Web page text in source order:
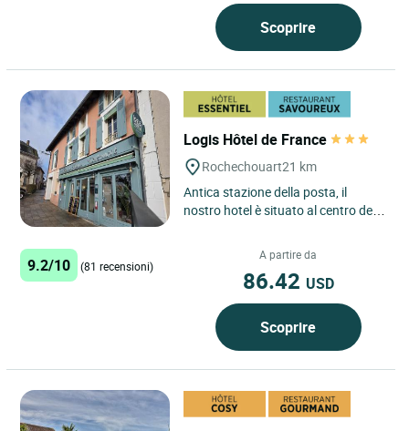
Scoprire
Logis Hôtel de France
Rochechouart21 km
Antica stazione della posta, il
nostro hotel è situato al centro del
conosciuta per essere...
9.2/10 (81 recensioni)
A partire da
86.42 USD
Scoprire